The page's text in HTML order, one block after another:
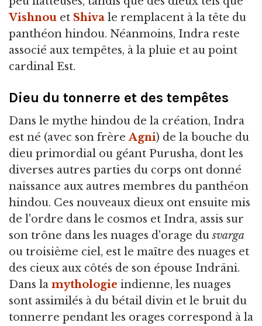
Vishnou et Shiva le remplacent à la tête du
panthéon hindou. Néanmoins, Indra reste
associé aux tempêtes, à la pluie et au point
cardinal Est.
Dieu du tonnerre et des tempêtes
Dans le mythe hindou de la création, Indra
est né (avec son frèreAgni) de la bouche du
dieu primordial ou géant Purusha, dont les
diverses autres parties du corps ont donné
naissance aux autres membres du panthéon
hindou. Ces nouveaux dieux ont ensuite mis
de l'ordre dans le cosmos et Indra, assis sur
son trône dans les nuages d'orage dusvarga
ou troisième ciel, est le maître des nuages et
des cieux aux côtés de son épouse Indrāni.
Dans la mythologie indienne, les nuages
sont assimilés à du bétail divin et le bruit du
tonnerre pendant les orages correspond à la